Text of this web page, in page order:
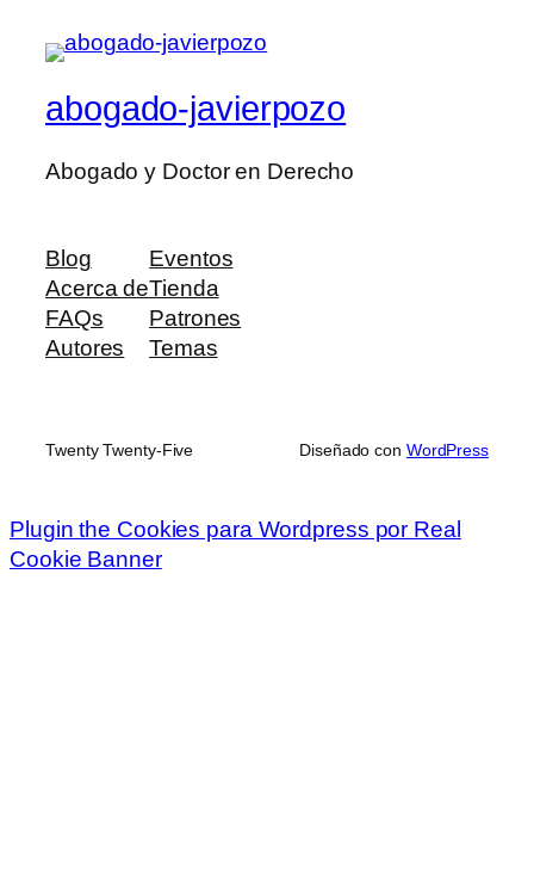
abogado-javierpozo
Abogado y Doctor en Derecho
Blog
Acerca de
FAQs
Autores
Eventos
Tienda
Patrones
Temas
Twenty Twenty-Five Diseñado con WordPress
Plugin the Cookies para Wordpress por Real
Cookie Banner